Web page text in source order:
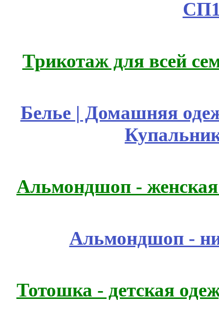
Трикотаж для всей
Белье | Домашняя
Альмондшоп -
Альмондшоп -
Тотошка - детская